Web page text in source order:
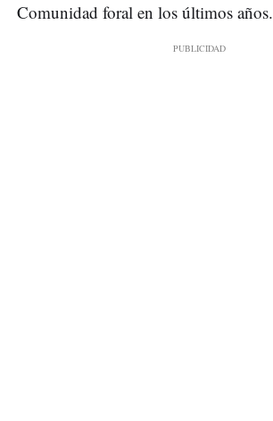
Comunidad foral en los últimos años.